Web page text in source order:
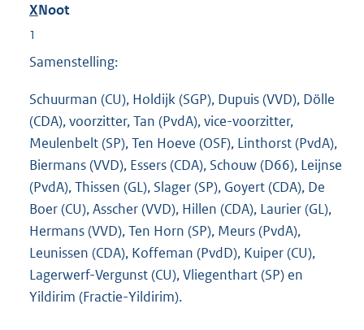
XNoot
1
Samenstelling:
Schuurman (CU), Holdijk (SGP), Dupuis (VVD), Dölle
(CDA), voorzitter, Tan (PvdA), vice-voorzitter,
Meulenbelt (SP), Ten Hoeve (OSF), Linthorst (PvdA),
Biermans (VVD), Essers (CDA), Schouw (D66), Leijnse
(PvdA), Thissen (GL), Slager (SP), Goyert (CDA), De
Boer (CU), Asscher (VVD), Hillen (CDA), Laurier (GL),
Hermans (VVD), Ten Horn (SP), Meurs (PvdA),
Leunissen (CDA), Koffeman (PvdD), Kuiper (CU),
Lagerwerf-Vergunst (CU), Vliegenthart (SP) en
Yildirim (Fractie-Yildirim).